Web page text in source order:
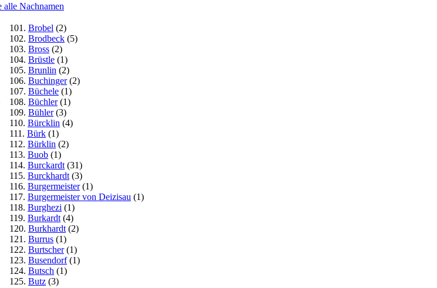
alle Nachnamen
101. Brobel (2)
102. Brodbeck (5)
103. Bross (2)
104. Brüstle (1)
105. Brunlin (2)
106. Buchinger(2)
107. Büchele (1)
108. Büchler(1)
109. Bühler(3)
110. Bürcklin (4)
111. Bürk (1)
112. Bürklin (2)
113. Buob (1)
114. Burckardt (31)
115. Burckhardt (3)
116. Burgermeister(1)
117. Burgermeister von Deizisau (1)
118. Burghezi (1)
119. Burkardt (4)
120. Burkhardt (2)
121. Burrus (1)
122. Burtscher(1)
123. Busendorf(1)
124. Butsch (1)
125. Butz (3)